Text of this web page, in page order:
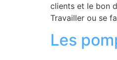
clients et le bon
Travailler ou se
Les